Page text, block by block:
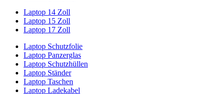
Laptop 14 Zoll
Laptop 15 Zoll
Laptop 17 Zoll
Laptop Schutzfolie
Laptop Panzerglas
Laptop Schutzhüllen
Laptop Ständer
Laptop Taschen
Laptop Ladekabel